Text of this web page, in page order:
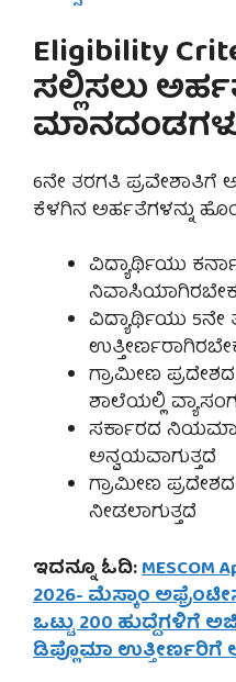
Eligibility
ಸಲ್ಲಿಸಲು
6ನೇ ತರಗತಿ ಪ್ರವೇಶಾತಿಗೆ
ಕೆಳಗಿನ ಅರ್ಹತೆಗಳನ್ನು
ವಿದ್ಯಾರ್ಥಿಯು
ವಿದ್ಯಾರ್ಥಿಯು 5ನೇ
ಗ್ರಾಮೀಣ
ಶಾಲೆಯಲ್ಲಿ
ಸರ್ಕಾರದ
ಅನ್ವಯವಾಗುತ್ತದೆ
ಗ್ರಾಮೀಣ
ನೀಡಲಾಗುತ್ತದೆ
ಇದನ್ನೂ ಓದಿ:MESCOM
2026- ಮೆಸ್ಕಾಂ
ಒಟ್ಟು 200 ಹುದ್ದೆಗಳಿಗೆ
ಡಿಪ್ಲೊಮಾ ಉತ್ತೀರ್ಣರಿಗೆ